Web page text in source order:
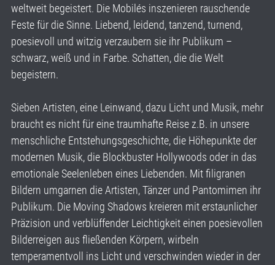
weltweit begeistert. Die Mobilés inszenieren rauschende
Feste für die Sinne. Liebend, leidend, tanzend, turnend,
poesievoll und witzig verzaubern sie ihr Publikum –
schwarz, weiß und in Farbe. Schatten, die die Welt
begeistern.
Sieben Artisten, eine Leinwand, dazu Licht und Musik, mehr
braucht es nicht für eine traumhafte Reise z.B. in unsere
menschliche Entstehungsgeschichte, die Höhepunkte der
modernen Musik, die Blockbuster Hollywoods oder in das
emotionale Seelenleben eines Liebenden. Mit filigranen
Bildern umgarnen die Artisten, Tänzer und Pantomimen ihr
Publikum. Die Moving Shadows kreieren mit erstaunlicher
Präzision und verblüffender Leichtigkeit einen poesievollen
Bilderreigen aus fließenden Körpern, wirbeln
temperamentvoll ins Licht und verschwinden wieder in der